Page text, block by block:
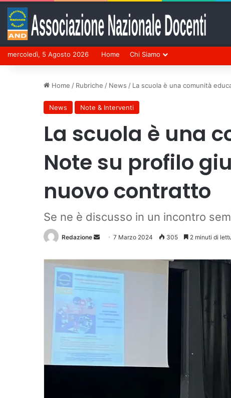
mercoledì, 5 Agosto 2026 Home Chi Siamo
Home / Rubriche / News / La scuola è una comunità
News Note & Interventi
La scuola è una
Note su profilo
nuovo contratto
Se ne è discusso in un incontro
Redazione
Invia 7 Marzo 2024 305 2 minuti di